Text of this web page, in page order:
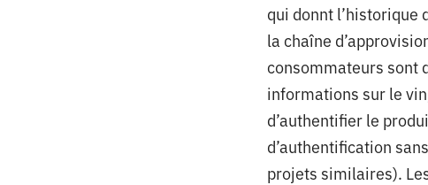
qui donnt l’historique
la chaîne
consommateurs sont
informations sur le
d’authentifier le
d’authentification
projets similaires).